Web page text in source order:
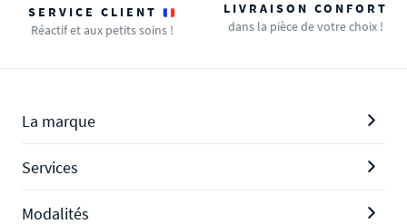
SERVICE CLIENT
Réactif et aux petits soins !
LIVRAISON CONFORT
dans la pièce de votre choix !
La marque
Services
Modalités